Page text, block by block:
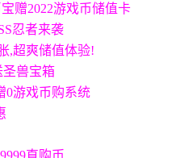
赠2022游戏币储值卡
忍者来袭
,超爽储值体验!
兽宝箱
0游戏币购系统
直购币